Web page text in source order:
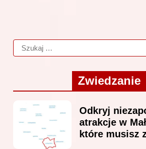
Zwiedzanie
Odkryj
atrakcje w
które musisz